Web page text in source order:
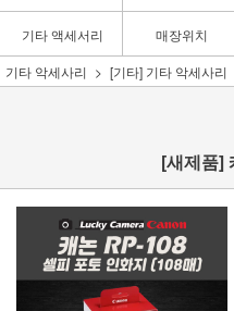
기타 액세서리 매장위치
기타 악세사리
[기타] 기타 악세사리
[새제품]